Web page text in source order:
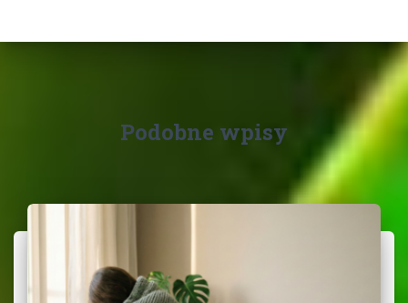
Podobne wpisy